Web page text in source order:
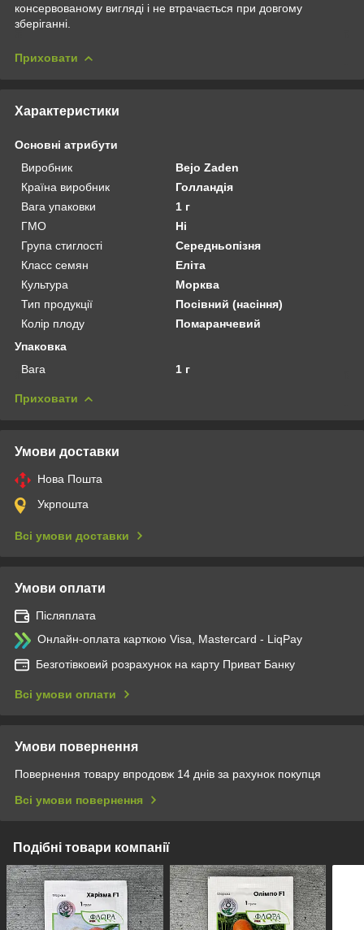
консервованому вигляді і не втрачається при довгому
зберіганні.
Приховати
Характеристики
Основні атрибути
Виробник
Bejo Zaden
Країна виробник
Голландія
Вага упаковки
1 г
ГМО
Ні
Група стиглості
Середньопізня
Класс семян
Еліта
Культура
Морква
Тип продукції
Посівний (насіння)
Колір плоду
Помаранчевий
Упаковка
Вага
1 г
Приховати
Умови доставки
Нова Пошта
Укрпошта
Всі умови доставки
Умови оплати
Післяплата
Онлайн-оплата карткою Visa, Mastercard - LiqPay
Безготівковий розрахунок на карту Приват Банку
Всі умови оплати
Умови повернення
Повернення товару впродовж 14 днів за рахунок покупця
Всі умови повернення
Подібні товари компанії